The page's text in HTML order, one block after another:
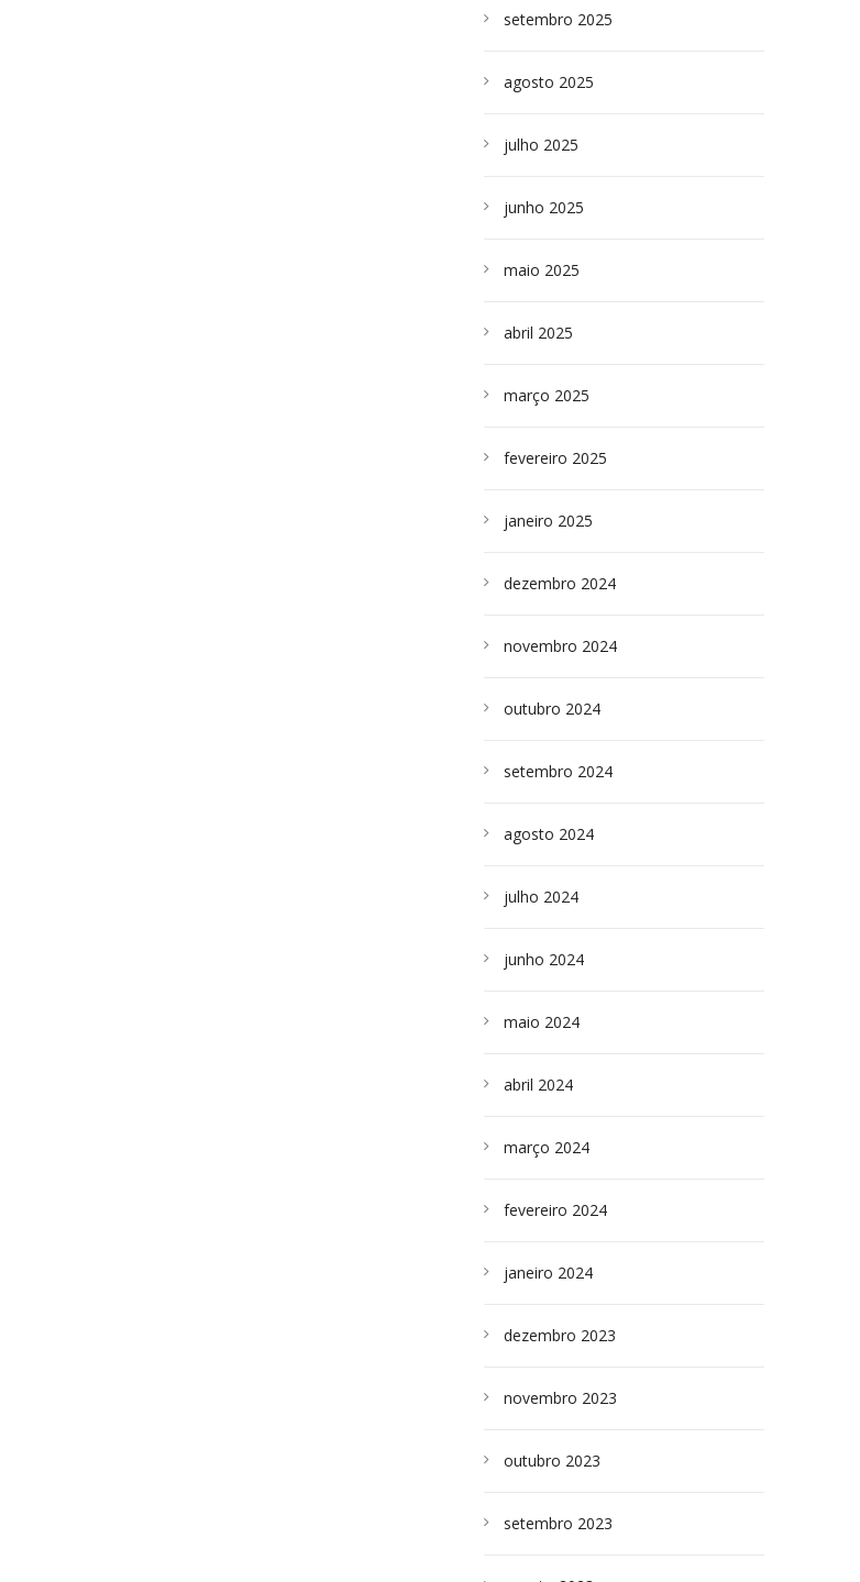
setembro 2025
agosto 2025
julho 2025
junho 2025
maio 2025
abril 2025
março 2025
fevereiro 2025
janeiro 2025
dezembro 2024
novembro 2024
outubro 2024
setembro 2024
agosto 2024
julho 2024
junho 2024
maio 2024
abril 2024
março 2024
fevereiro 2024
janeiro 2024
dezembro 2023
novembro 2023
outubro 2023
setembro 2023